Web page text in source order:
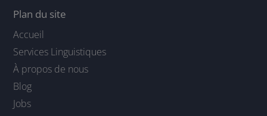
Plan du site
Accueil
Services Linguistiques
À propos de nous
Blog
Jobs